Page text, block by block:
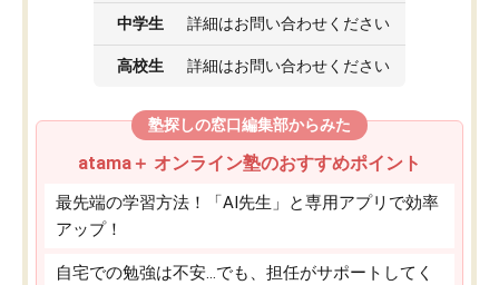
中学生 詳細はお問い合わせください
高校生 詳細はお問い合わせください
塾探しの窓口編集部からみた
atama＋ オンライン塾のおすすめポイント
最先端の学習方法！「AI先生」と専用アプリで効率
アップ！
自宅での勉強は不安…でも、担任がサポートしてく